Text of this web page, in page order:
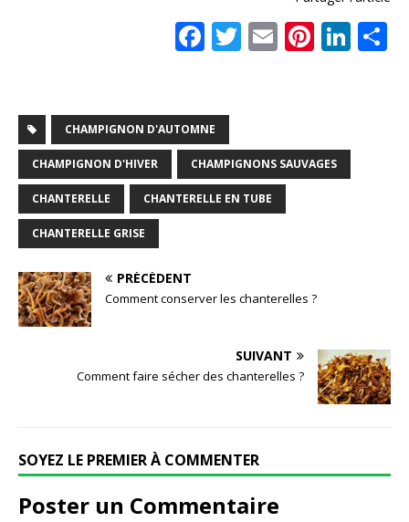
F
e
b
o
o
T
r
E Pi
e
st
Li
CHAMPIGNON D'AUTOMNE
CHAMPIGNON D'HIVER CHAMPIGNONS SAUVAGES
CHANTERELLE CHANTERELLE EN TUBE
CHANTERELLE GRISE
PRÉCÉDENT
Comment conserver les chanterelles ?
SUIVANT
Comment faire sécher des chanterelles ?
SOYEZ LE PREMIER À COMMENTER
Poster un Commentaire